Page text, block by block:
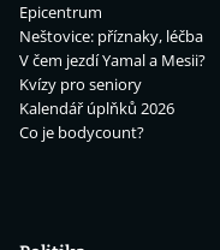
Epicentrum
Neštovice: příznaky, léčba
V čem jezdí Yamal a Mesii?
Kvízy pro seniory
Kalendář úplňků 2026
Co je bodycount?